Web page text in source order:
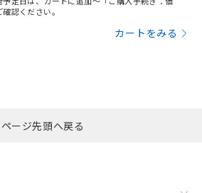
認ください。
カートをみる
ページ先頭へ戻る